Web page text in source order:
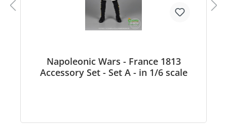
Napoleonic Wars - France 1813
Accessory Set - Set A - in 1/6 scale